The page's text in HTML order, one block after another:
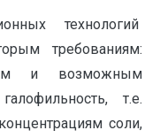
технологий
требованиям:
и возможным
т.е.
соли,